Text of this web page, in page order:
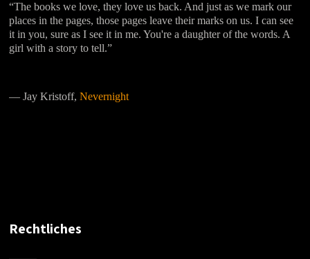
“The books we love, they love us back. And just as we mark our
places in the pages, those pages leave their marks on us. I can see
it in you, sure as I see it in me. You're a daughter of the words. A
girl with a story to tell.”
―Jay Kristoff,Nevernight
Rechtliches